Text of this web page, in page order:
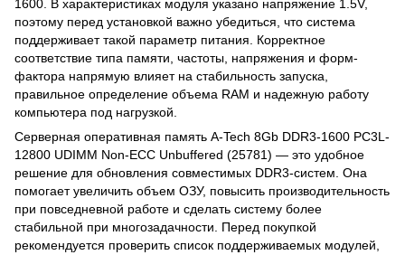
1600. В характеристиках модуля указано напряжение 1.5V,
поэтому перед установкой важно убедиться, что система
поддерживает такой параметр питания. Корректное
соответствие типа памяти, частоты, напряжения и форм-
фактора напрямую влияет на стабильность запуска,
правильное определение объема RAM и надежную работу
компьютера под нагрузкой.
Серверная оперативная память A-Tech 8Gb DDR3-1600 PC3L-
12800 UDIMM Non-ECC Unbuffered (25781) — это удобное
решение для обновления совместимых DDR3-систем. Она
помогает увеличить объем ОЗУ, повысить производительность
при повседневной работе и сделать систему более
стабильной при многозадачности. Перед покупкой
рекомендуется проверить список поддерживаемых модулей,